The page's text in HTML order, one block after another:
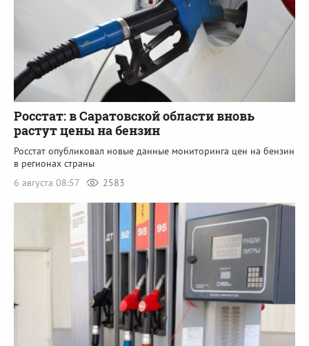
Росстат: в Саратовской области вновь
растут цены на бензин
Росстат опубликовал новые данные мониторинга цен на бензин
в регионах страны
6 августа 08:57
2583